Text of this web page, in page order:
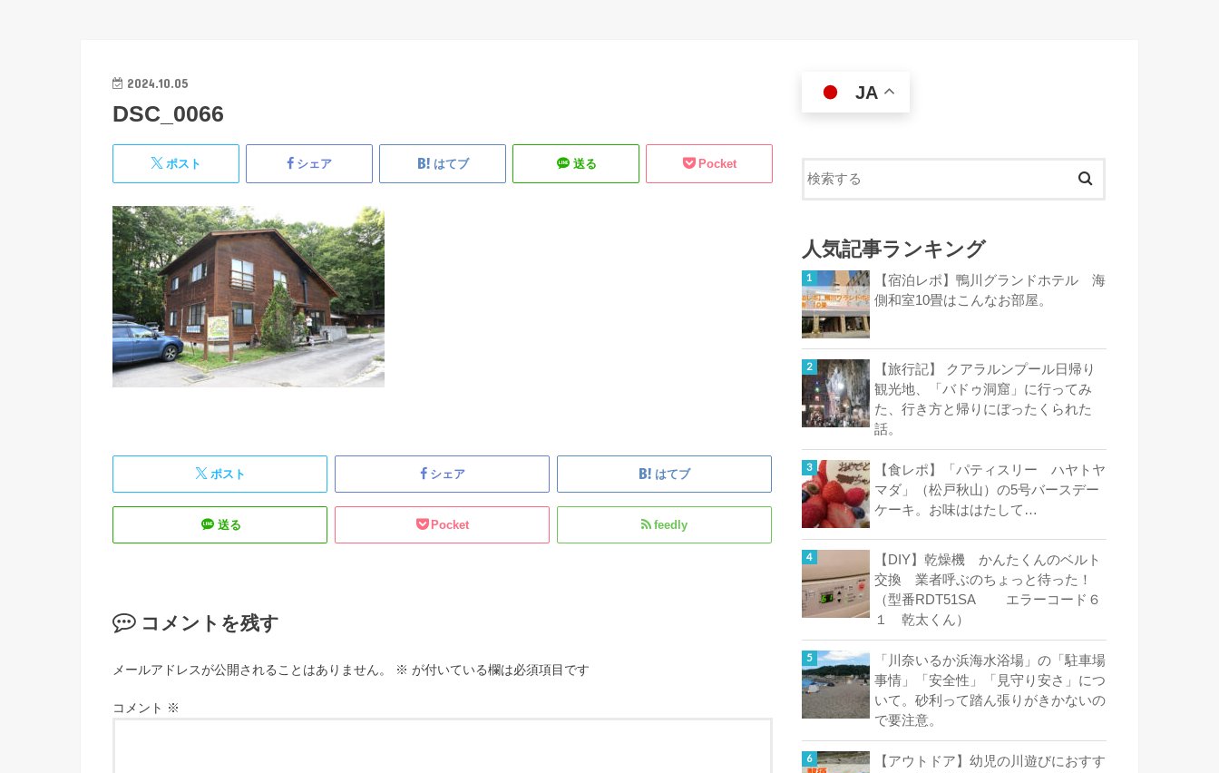
2024.10.05
DSC_0066
ポスト シェア はてブ 送る Pocket
ポスト シェア はてブ
送る Pocket feedly
コメントを残す
メールアドレスが公開されることはありません。 ※ が付いている欄は必須項目です
コメント ※
JA
人気記事ランキング
【宿泊レポ】鴨川グランドホテル 海
側和室10畳はこんなお部屋。
【旅行記】 クアラルンプール日帰り
観光地、「バドゥ洞窟」に行ってみ
た、行き方と帰りにぼったくられた
話。
【食レポ】「パティスリー ハヤトヤ
マダ」（松戸秋山）の5号バースデー
ケーキ。お味ははたして…
【DIY】乾燥機 かんたくんのベルト
交換 業者呼ぶのちょっと待った！
（型番RDT51SA エラーコード６
１ 乾太くん）
「川奈いるか浜海水浴場」の「駐車場
事情」「安全性」「見守り安さ」につ
いて。砂利って踏ん張りがきかないの
で要注意。
【アウトドア】幼児の川遊びにおすす